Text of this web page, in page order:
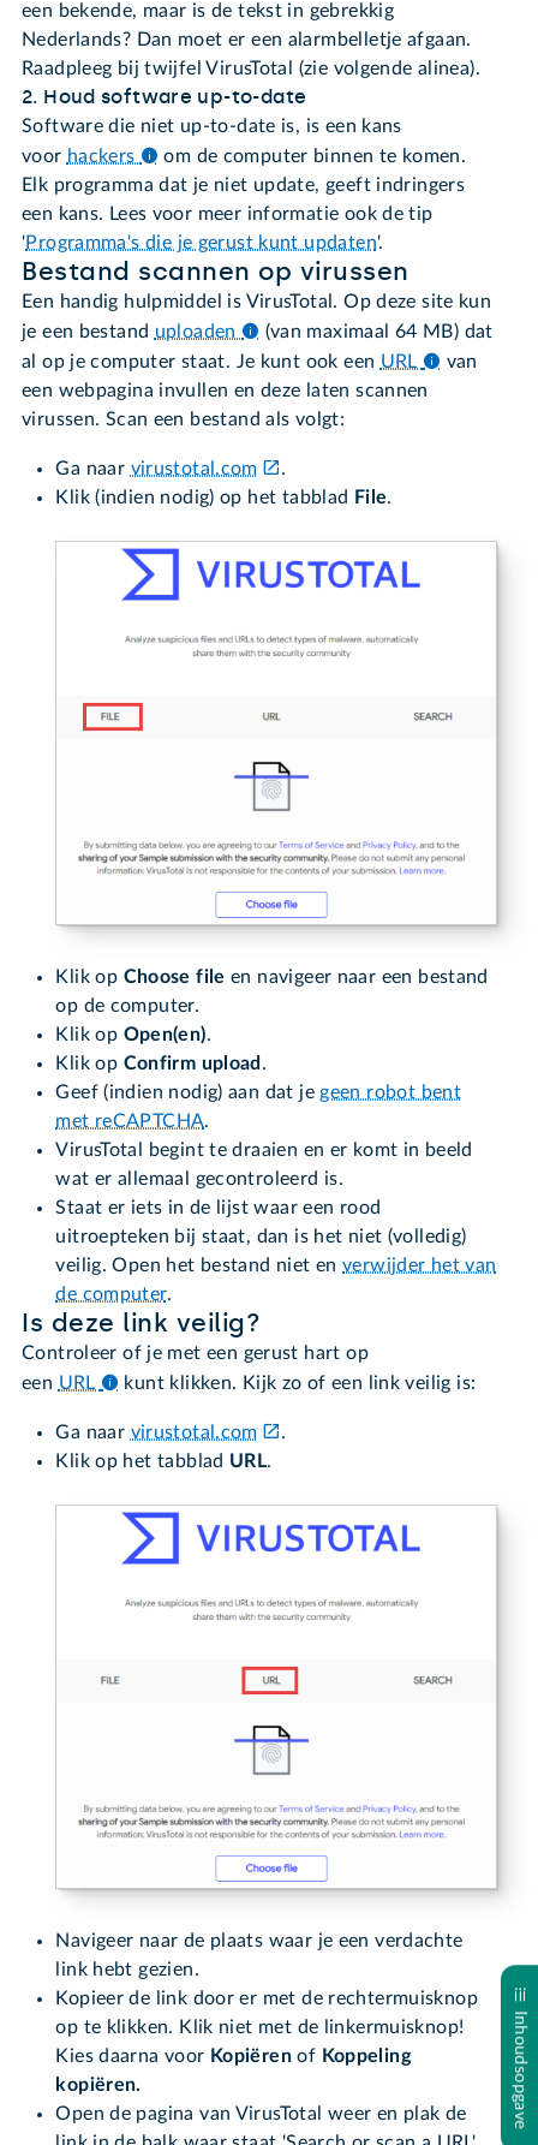
een bekende, maar is de tekst in gebrekkig
Nederlands? Dan moet er een alarmbelletje afgaan.
Raadpleeg bij twijfel VirusTotal (zie volgende alinea).
2. Houd software up-to-date
Software die niet up-to-date is, is een kans
voor hackers
om de computer binnen te komen.
Elk programma dat je niet update, geeft indringers
een kans. Lees voor meer informatie ook de tip
'Programma's die je gerust kunt updaten'.
Bestand scannen op virussen
Een handig hulpmiddel is VirusTotal. Op deze site kun
je een bestand uploaden
(van maximaal 64 MB) dat
al op je computer staat. Je kunt ook een URL
van
een webpagina invullen en deze laten scannen
virussen. Scan een bestand als volgt:
Ga naar virustotal.com
.
Klik (indien nodig) op het tabblad
File.
Klik op Choose file en navigeer naar een bestand
op de computer.
Klik op Open(en).
Klik op Confirm upload .
Geef (indien nodig) aan dat je geen robot bent
met reCAPTCHA.
VirusTotal begint te draaien en er komt in beeld
wat er allemaal gecontroleerd is.
Staat er iets in de lijst waar een rood
uitroepteken bij staat, dan is het niet (volledig)
veilig. Open het bestand niet enverwijder het van
de computer.
Is deze link veilig?
Controleer of je met een gerust hart op
een URL kunt klikken. Kijk zo of een link veilig is:
Ga naar virustotal.com
.
Klik op het tabblad URL.
Navigeer naar de plaats waar je een verdachte
link hebt gezien.
Kopieer de link door er met de rechtermuisknop
op te klikken. Klik niet met de linkermuisknop!
Kies daarna voor Kopiëren of Koppeling
kopiëren.
Open de pagina van VirusTotal weer en plak de
Inhoudsopgave